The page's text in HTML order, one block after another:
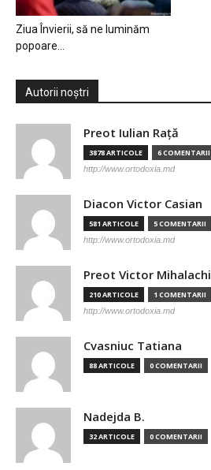
Ziua Învierii, să ne luminăm
popoare…
Autorii noștri
Preot Iulian Raţă
3878 ARTICOLE 6 COMENTARII
http://www.ortodoxia.md
Diacon Victor Casian
581 ARTICOLE 5 COMENTARII
http://www.ortodoxia.md
Preot Victor Mihalachi
210 ARTICOLE 1 COMENTARII
http://www.ortodoxia.md
Cvasniuc Tatiana
88 ARTICOLE 0 COMENTARII
Nadejda B.
32 ARTICOLE 0 COMENTARII